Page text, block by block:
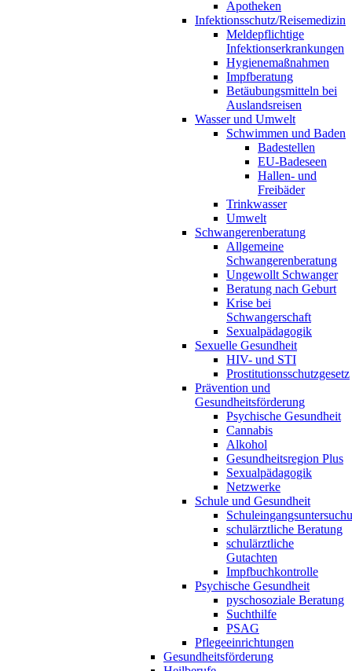
Apotheken
Infektionsschutz/Reisemedizin
Meldepflichtige
Infektionserkrankungen
Hygienemaßnahmen
Impfberatung
Betäubungsmitteln bei
Auslandsreisen
Wasser und Umwelt
Schwimmen und Baden
Badestellen
EU-Badeseen
Hallen- und
Freibäder
Trinkwasser
Umwelt
Schwangerenberatung
Allgemeine
Schwangerenberatung
Ungewollt Schwanger
Beratung nach Geburt
Krise bei
Schwangerschaft
Sexualpädagogik
Sexuelle Gesundheit
HIV- und STI
Prostitutionsschutzgesetz
Prävention und
Gesundheitsförderung
Psychische Gesundheit
Cannabis
Alkohol
Gesundheitsregion Plus
Sexualpädagogik
Netzwerke
Schule und Gesundheit
schulärztliche Beratung
schulärztliche
Gutachten
Impfbuchkontrolle
Psychische Gesundheit
pyschosoziale Beratung
Suchthilfe
PSAG
Pflegeeinrichtungen
Gesundheitsförderung